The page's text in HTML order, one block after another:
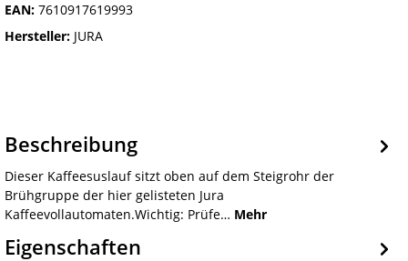
EAN: 7610917619993
Hersteller: JURA
Beschreibung
Dieser Kaffeesuslauf sitzt oben auf dem Steigrohr der
Brühgruppe der hier gelisteten Jura
Kaffeevollautomaten.Wichtig: Prüfe… Mehr
Eigenschaften